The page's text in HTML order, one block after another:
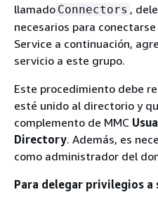
llamado Connectors ,
necesarios para
Service a continuación,
servicio a este grupo.
Este procedimiento debe
esté unido al directorio y
complemento de MMC
Directory. Además, es
como administrador del
Para delegar privilegios a